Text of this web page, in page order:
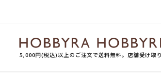
5,000円(税込)以上のご注文で送料無料。店舗受け取